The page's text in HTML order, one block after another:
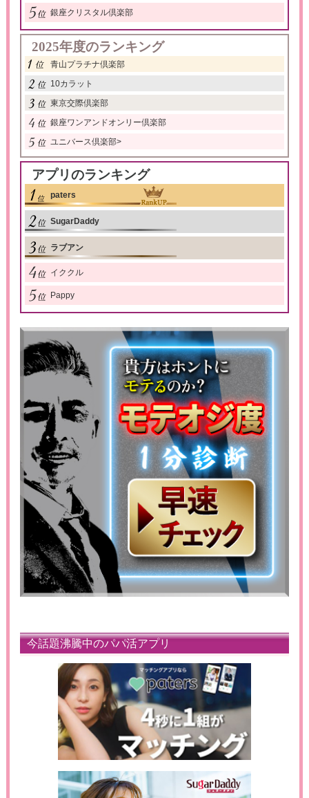
銀座クリスタル倶楽部
2025年度のランキング
青山プラチナ倶楽部
10カラット
東京交際倶楽部
銀座ワンアンドオンリー倶楽部
ユニバース倶楽部>
アプリのランキング
paters
SugarDaddy
ラブアン
イククル
Pappy
今話題沸騰中のパパ活アプリ